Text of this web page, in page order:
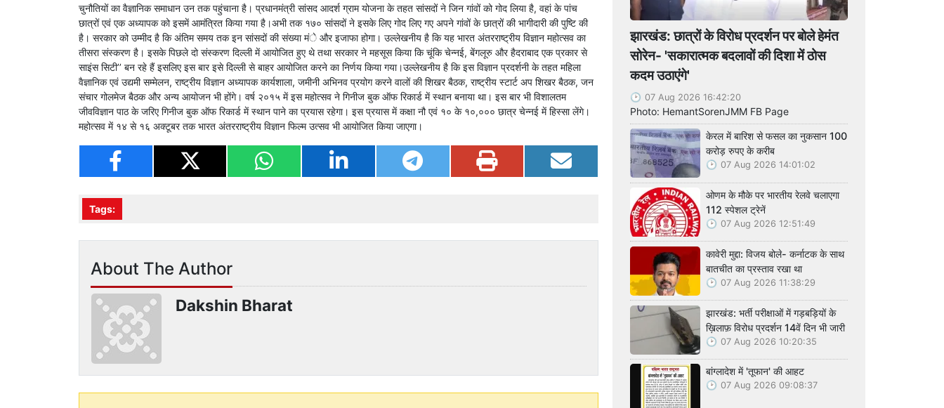
चुनौतियों का वैज्ञानिक समाधान उन तक पहुंचाना है। प्रधानमंत्री सांसद आदर्श ग्राम योजना के तहत सांसदों ने जिन गांवों को गोद लिया है, वहां के पांच
छात्रों एवं एक अध्यापक को इसमें आमंत्रित किया गया है।अभी तक १७० सांसदों ने इसके लिए गोद लिए गए अपने गांवों के छात्रों की भागीदारी की पुष्टि की
है। सरकार को उम्मीद है कि अंतिम समय तक इन सांसदों की संख्या मंे और इजाफा होगा। उल्लेखनीय है कि यह भारत अंतरराष्ट्रीय विज्ञान महोत्सव का
तीसरा संस्करण है। इसके पिछले दो संस्करण दिल्ली में आयोजित हुए थे तथा सरकार ने महसूस किया कि चूंकि चेन्नई, बेंगलूरु और हैदराबाद एक प्रकार से
साइंस सिटी’’ बन रहे हैं इसलिए इस बार इसे दिल्ली से बाहर आयोजित करने का निर्णय किया गया।उल्लेखनीय है कि इस विज्ञान प्रदर्शनी के तहत महिला
वैज्ञानिक एवं उद्यमी सम्मेलन, राष्ट्रीय विज्ञान अध्यापक कार्यशाला, जमीनी अभिनव प्रयोग करने वालों की शिखर बैठक, राष्ट्रीय स्टार्ट अप शिखर बैठक, जन
संचार गोलमेज बैठक और अन्य आयोजन भी होंगे। वर्ष २०१५ में इस महोत्सव ने गिनीज बुक ऑफ रिकार्ड में स्थान बनाया था। इस बार भी विशालतम
जीवविज्ञान पाठ के जरिए गिनीज बुक ऑफ रिकार्ड में स्थान पाने का प्रयास रहेगा। इस प्रयास में कक्षा नौ एवं १० के १०,००० छात्र चेन्नई में हिस्सा लेंगे।
महोत्सव में १४ से १६ अक्टूबर तक भारत अंतरराष्ट्रीय विज्ञान फिल्म उत्सव भी आयोजित किया जाएगा।
Tags:
About The Author
Dakshin Bharat
झारखंड: छात्रों के विरोध प्रदर्शन पर बोले हेमंत
सोरेन- 'सकारात्मक बदलावों की दिशा में ठोस
कदम उठाएंगे'
07 Aug 2026 16:42:20
Photo: HemantSorenJMM FB Page
केरल में बारिश से फसल का नुकसान 100
करोड़ रुपए के करीब
07 Aug 2026 14:01:02
ओणम के मौके पर भारतीय रेलवे चलाएगा
112 स्पेशल ट्रेनें
07 Aug 2026 12:51:49
कावेरी मुद्दा: विजय बोले- कर्नाटक के साथ
बातचीत का प्रस्ताव रखा था
07 Aug 2026 11:38:29
झारखंड: भर्ती परीक्षाओं में गड़बड़ियों के
ख़िलाफ़ विरोध प्रदर्शन 14वें दिन भी जारी
07 Aug 2026 10:20:35
बांग्लादेश में 'तूफान' की आहट
07 Aug 2026 09:08:37